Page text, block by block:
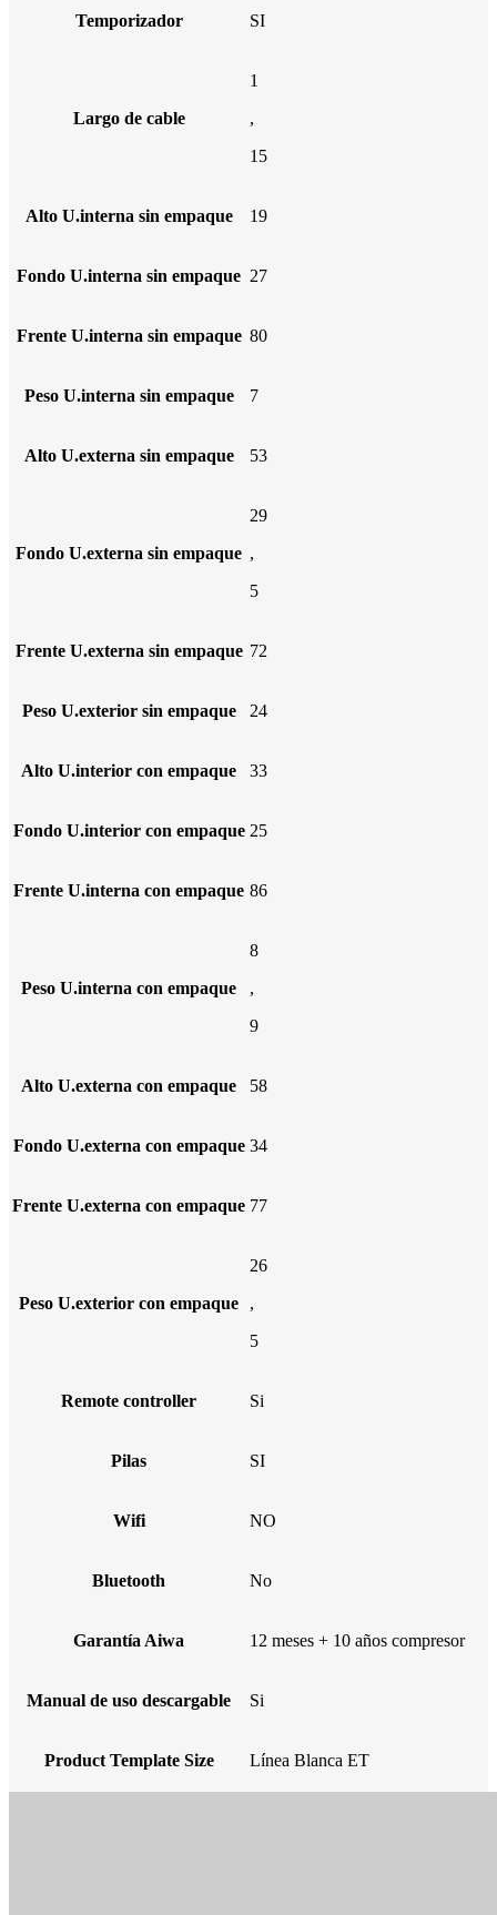
Temporizador SI
Largo de cable
1
,
15
Alto U.interna sin empaque 19
Fondo U.interna sin empaque 27
Frente U.interna sin empaque 80
Peso U.interna sin empaque 7
Alto U.externa sin empaque 53
Fondo U.externa sin empaque
29
,
5
Frente U.externa sin empaque 72
Peso U.exterior sin empaque 24
Alto U.interior con empaque 33
Fondo U.interior con empaque 25
Frente U.interna con empaque 86
Peso U.interna con empaque
8
,
9
Alto U.externa con empaque 58
Fondo U.externa con empaque 34
Frente U.externa con empaque 77
Peso U.exterior con empaque
26
,
5
Remote controller Si
Pilas SI
Wifi NO
Bluetooth No
Garantía Aiwa 12 meses + 10 años compresor
Manual de uso descargable Si
Product Template Size Línea Blanca ET